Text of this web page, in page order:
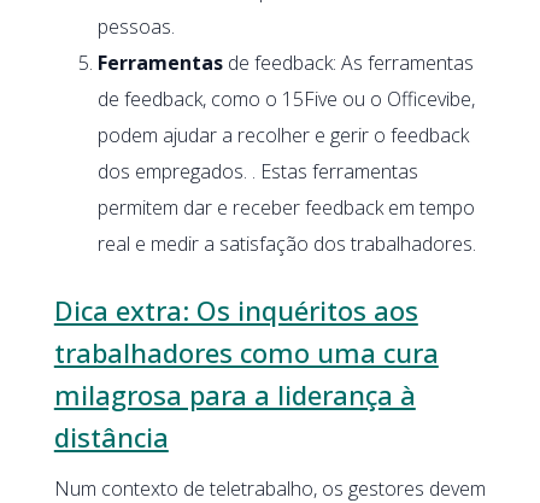
pessoas.
Ferramentasde feedback: As ferramentas
de feedback, como o 15Five ou o Officevibe,
podem ajudar a recolher e gerir o feedback
dos empregados. . Estas ferramentas
permitem dar e receber feedback em tempo
real e medir a satisfação dos trabalhadores.
Dica extra: Os inquéritos aos
trabalhadores como uma cura
milagrosa para a liderança à
distância
Num contexto de teletrabalho, os gestores devem